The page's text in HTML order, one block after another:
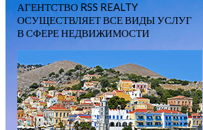
АГЕНТСТВО RSS REALTY
ОСУЩЕСТВЛЯЕТ ВСЕ ВИДЫ УСЛУГ
В СФЕРЕ НЕДВИЖИМОСТИ